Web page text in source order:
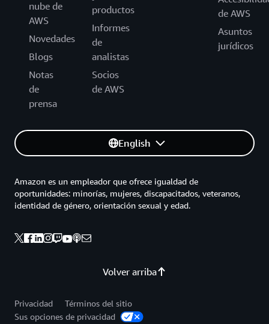
nube de
AWS
Novedades
Blogs
Notas
de
prensa
productos
Informes
de
analistas
Socios
de AWS
de AWS
Asuntos
jurídicos
English
Volver arriba
Amazon es un empleador que ofrece igualdad de
oportunidades: minorías, mujeres, discapacitados, veteranos,
identidad de género, orientación sexual y edad.
Privacidad
Términos del sitio
Sus opciones de privacidad